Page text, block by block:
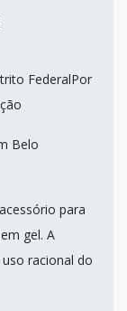
FederalPor
Belo
para
gel. A
racional do